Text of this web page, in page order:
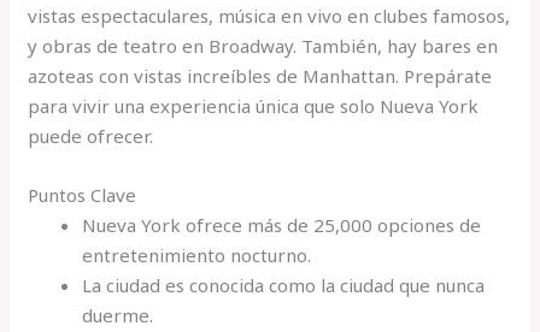
vistas espectaculares, música en vivo en clubes famosos,
y obras de teatro en Broadway. También, hay bares en
azoteas con vistas increíbles de Manhattan. Prepárate
para vivir una experiencia única que solo Nueva York
puede ofrecer.
Puntos Clave
Nueva York ofrece más de 25,000 opciones de
entretenimiento nocturno.
La ciudad es conocida como la ciudad que nunca
duerme.